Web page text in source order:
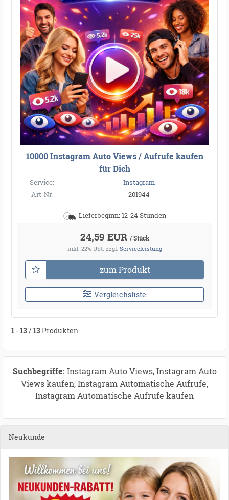
10000 Instagram Auto Views / Aufrufe kaufen
für Dich
Service:
Instagram
Art-Nr.
201944
Lieferbeginn: 12-24 Stunden
24,59 EUR / Stück
inkl. 22% USt. zzgl. Serviceleistung
zum Produkt
Vergleichsliste
1 -13/ 13Produkten
Suchbegriffe: Instagram Auto Views, Instagram Auto
Views kaufen, Instagram Automatische Aufrufe,
Instagram Automatische Aufrufe kaufen
Neukunde